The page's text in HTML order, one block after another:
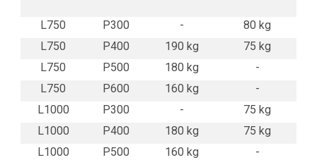
L750 P300 -
80 kg
L750
P400 190 kg
75 kg
L750
P500 180 kg
-
L750
P600 160 kg
-
L1000
P300 -
75 kg
L1000
P400 180 kg
75 kg
L1000
P500 160 kg
-